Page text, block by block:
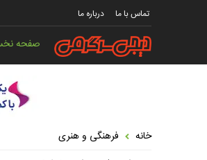
تماس با ما درباره ما
صفحه
خانه فرهنگی و هنری